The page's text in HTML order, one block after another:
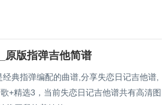
原版指弹吉他简谱
典指弹编配的曲谱,分享失恋日记吉他谱,
+精选3，当前失恋日记吉他谱共有高清图